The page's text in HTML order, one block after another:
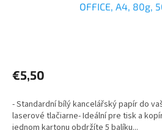
OFFICE, A4, 80g,
€5,50
- Standardní bílý kancelářský papír do
laserové tlačiarne- Ideální pre tisk a